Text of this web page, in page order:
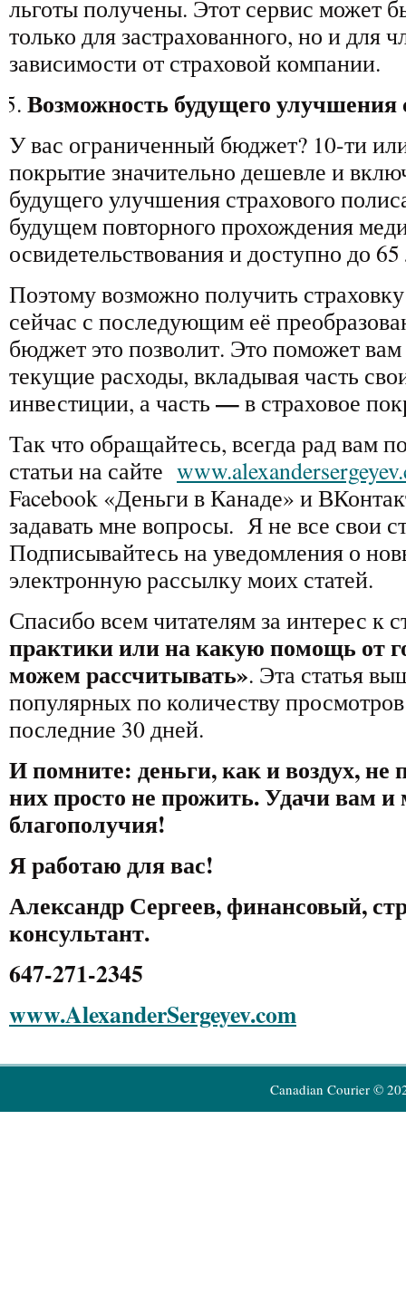
льготы получены. Этот сервис может
только для застрахованного, но и для
зависимости от страховой компании.
Возможность будущего улучшения
У вас ограниченный бюджет? 10-ти
покрытие значительно дешевле и
будущего улучшения страхового
будущем повторного прохождения
освидетельствования и доступно до 65
Поэтому возможно получить
сейчас с последующим её
бюджет это позволит. Это поможет
текущие расходы, вкладывая часть
инвестиции, а часть —в страховое
Так что обращайтесь, всегда рад вам
статьи на сайте
Facebook «Деньги в Канаде» и
задавать мне вопросы. Я не все свои
Подписывайтесь на уведомления о
электронную рассылку моих статей.
Спасибо всем читателям за интерес к
практики или на какую помощь от
можем рассчитывать». Эта статья
популярных по количеству
последние 30 дней.
И помните: деньги, как и воздух, не
них просто не прожить. Удачи вам и
благополучия!
Я работаю для вас!
Александр Сергеев, финансовый,
консультант.
647-271-2345
www.AlexanderSergeyev.com
Canadian Courier ©